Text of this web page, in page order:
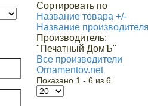
Сортировать по
Название товара +/-
Название
Производитель:
"Печатный ДомЪ"
Все производители
Ornamentov.net
Показано 1 - 6 из 6